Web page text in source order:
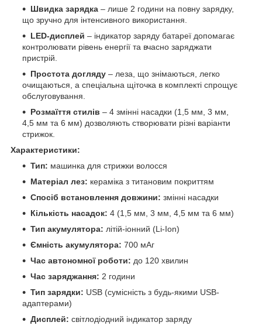
Швидка зарядка – лише 2 години на повну зарядку,
що зручно для інтенсивного використання.
LED-дисплей – індикатор заряду батареї допомагає
контролювати рівень енергії та вчасно заряджати
пристрій.
Простота догляду – леза, що знімаються, легко
очищаються, а спеціальна щіточка в комплекті спрощує
обслуговування.
Розмаїття стилів – 4 змінні насадки (1,5 мм, 3 мм,
4,5 мм та 6 мм) дозволяють створювати різні варіанти
стрижок.
Характеристики:
Тип: машинка для стрижки волосся
Матеріал лез: кераміка з титановим покриттям
Спосіб встановлення довжини: змінні насадки
Кількість насадок: 4 (1,5 мм, 3 мм, 4,5 мм та 6 мм)
Тип акумулятора: літій-іонний (Li-Ion)
Ємність акумулятора: 700 мАг
Час автономної роботи: до 120 хвилин
Час заряджання: 2 години
Тип зарядки: USB (сумісність з будь-якими USB-
адаптерами)
Дисплей: світлодіодний індикатор заряду